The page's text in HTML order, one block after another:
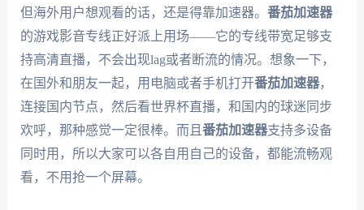
但海外用户想观看的话，还是得靠加速器。 番茄加速器
的游戏影音专线正好派上用场——它的专线带宽足够支
持高清直播，不会出现lag或者断流的情况。想象一下，
在国外和朋友一起，用电脑或者手机打开番茄加速器，
连接国内节点，然后看世界杯直播，和国内的球迷同步
欢呼，那种感觉一定很棒。而且 番茄加速器支持多设备
同时用，所以大家可以各自用自己的设备，都能流畅观
看，不用抢一个屏幕。